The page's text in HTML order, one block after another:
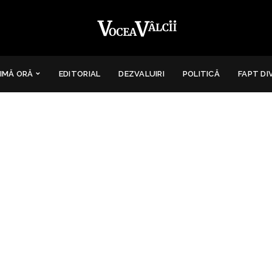
ORĂ EDITORIAL DEZVALUIRI POLITICĂ FAPT